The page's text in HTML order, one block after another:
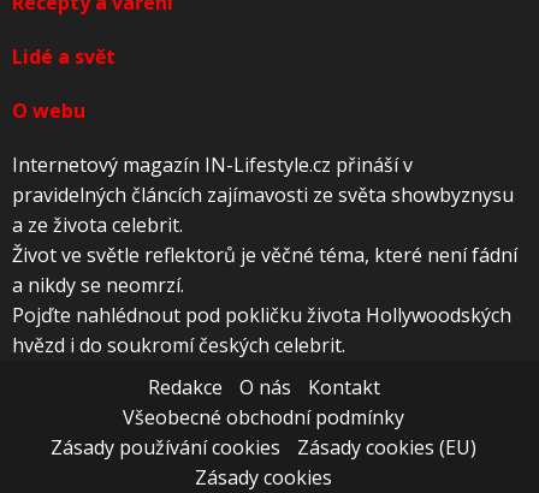
Lidé a svět
O webu
Internetový magazín IN-Lifestyle.cz přináší v
pravidelných článcích zajímavosti ze světa showbyznysu
a ze života celebrit.
Život ve světle reflektorů je věčné téma, které není fádní
a nikdy se neomrzí.
Pojďte nahlédnout pod pokličku života Hollywoodských
hvězd i do soukromí českých celebrit.
Redakce
O nás
Kontakt
Všeobecné obchodní podmínky
Zásady používání cookies
Zásady cookies (EU)
Zásady cookies